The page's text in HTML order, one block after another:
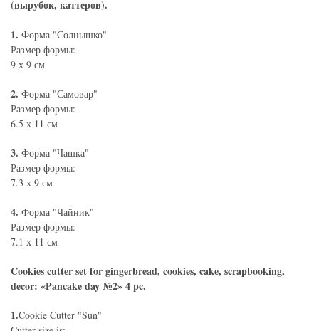
(вырубок, каттеров).
1. Форма "Солнышко"
Размер формы:
9 х 9 см
2. Форма "Самовар"
Размер формы:
6.5 х 11 см
3. Форма "Чашка"
Размер формы:
7.3 х 9 см
4. Форма "Чайник"
Размер формы:
7.1 х 11 см
Cookies cutter set for gingerbread, cookies, cake, scrapbooking,
decor: «Pancake day №2» 4 pc.
1.Cookie Cutter "Sun"